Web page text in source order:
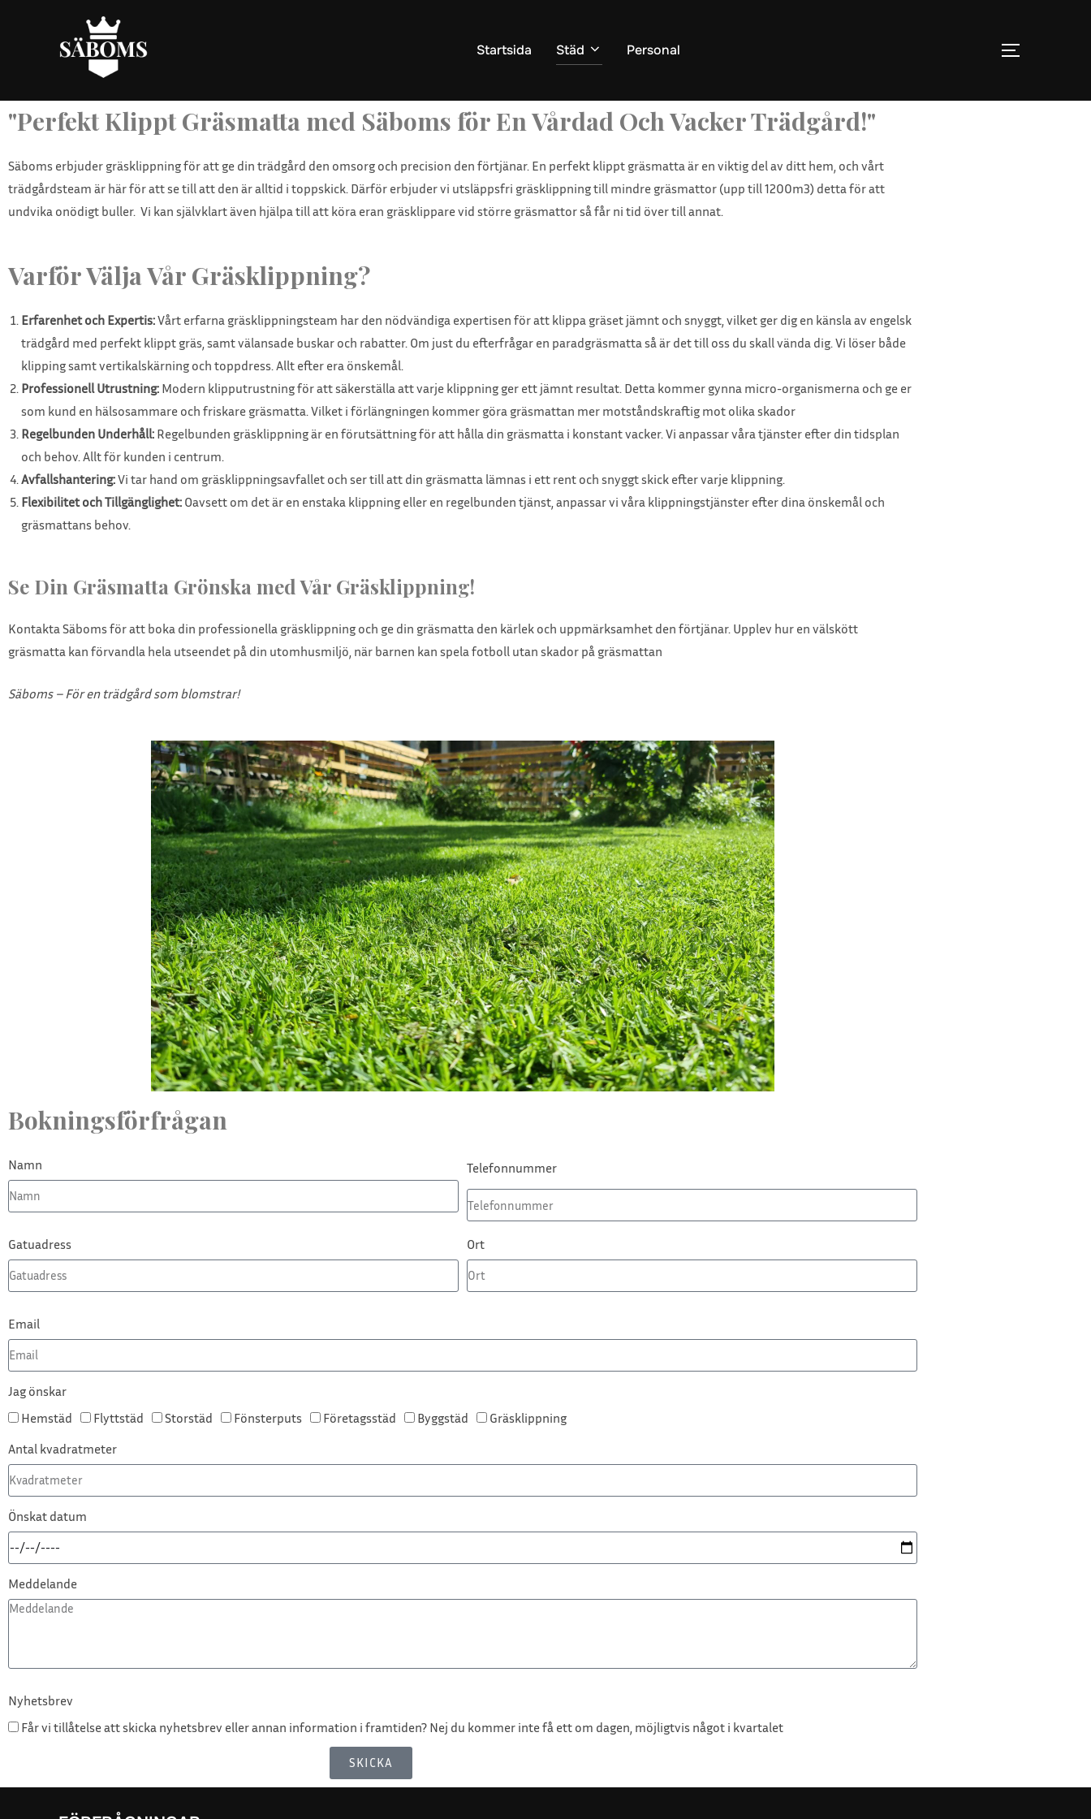
Startsida Städ Personal
"Perfekt Klippt Gräsmatta med Säboms för En Vårdad Och Vacker Trädgård!"
Säboms erbjuder gräsklippning för att ge din trädgård den omsorg och precision den förtjänar. En perfekt klippt gräsmatta är en viktig del av ditt hem, och vårt
trädgårdsteam är här för att se till att den är alltid i toppskick. Därför erbjuder vi utsläppsfri gräsklippning till mindre gräsmattor (upp till 1200m3) detta för att
undvika onödigt buller. Vi kan självklart även hjälpa till att köra eran gräsklippare vid större gräsmattor så får ni tid över till annat.
Varför Välja Vår Gräsklippning?
Erfarenhet och Expertis:Vårt erfarna gräsklippningsteam har den nödvändiga expertisen för att klippa gräset jämnt och snyggt, vilket ger dig en känsla av engelsk
trädgård med perfekt klippt gräs, samt välansade buskar och rabatter. Om just du efterfrågar en paradgräsmatta så är det till oss du skall vända dig. Vi löser både
klipping samt vertikalskärning och toppdress. Allt efter era önskemål.
Professionell Utrustning: Modern klipputrustning för att säkerställa att varje klippning ger ett jämnt resultat. Detta kommer gynna micro-organismerna och ge er
som kund en hälsosammare och friskare gräsmatta. Vilket i förlängningen kommer göra gräsmattan mer motståndskraftig mot olika skador
Regelbunden Underhåll: Regelbunden gräsklippning är en förutsättning för att hålla din gräsmatta i konstant vacker. Vi anpassar våra tjänster efter din tidsplan
och behov. Allt för kunden i centrum.
Avfallshantering:Vi tar hand om gräsklippningsavfallet och ser till att din gräsmatta lämnas i ett rent och snyggt skick efter varje klippning.
Flexibilitet och Tillgänglighet: Oavsett om det är en enstaka klippning eller en regelbunden tjänst, anpassar vi våra klippningstjänster efter dina önskemål och
gräsmattans behov.
Se Din Gräsmatta Grönska med Vår Gräsklippning!
Kontakta Säboms för att boka din professionella gräsklippning och ge din gräsmatta den kärlek och uppmärksamhet den förtjänar. Upplev hur en välskött
gräsmatta kan förvandla hela utseendet på din utomhusmiljö, när barnen kan spela fotboll utan skador på gräsmattan
Säboms – För en trädgård som blomstrar!
Bokningsförfrågan
Namn Telefonnummer
Gatuadress Ort
Email
Jag önskar
Hemstäd
Flyttstäd Storstäd Fönsterputs Företagsstäd Byggstäd
Gräsklippning
Antal kvadratmeter
Önskat datum
Meddelande
Nyhetsbrev
Får vi tillåtelse att skicka nyhetsbrev eller annan information i framtiden? Nej du kommer inte få ett om dagen, möjligtvis något i kvartalet
SKICKA